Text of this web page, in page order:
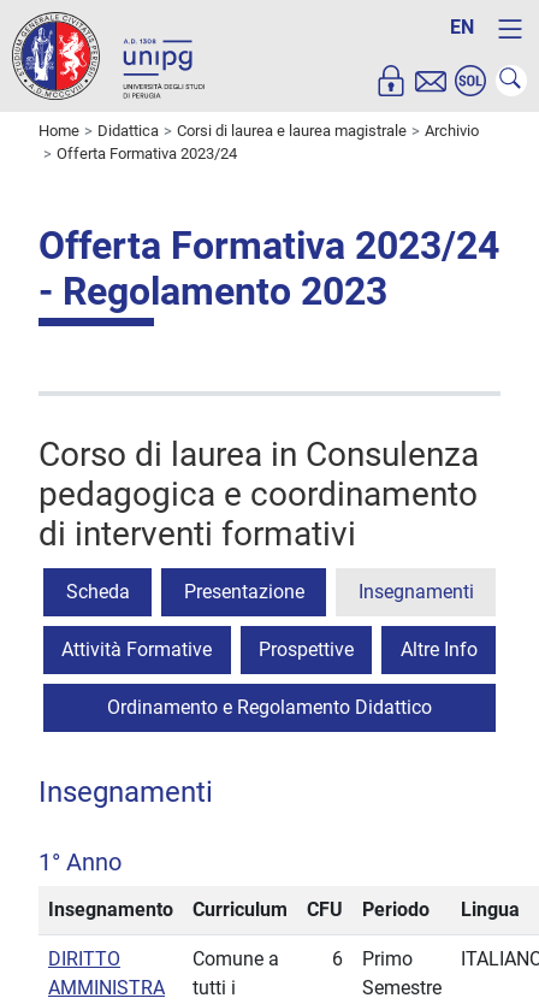
EN
Home Didattica Corsi di laurea e laurea magistrale
Archivio
Offerta Formativa 2023/24
Offerta Formativa 2023/24
- Regolamento 2023
Corso di laurea in Consulenza
pedagogica e coordinamento
di interventi formativi
Scheda Presentazione Insegnamenti
Attività Formative Prospettive Altre Info
Ordinamento e Regolamento Didattico
Insegnamenti
1° Anno
Insegnamento Curriculum CFU Periodo Lingua
DIRITTO
AMMINISTRA
Comune a
tutti i
6
Primo
Semestre